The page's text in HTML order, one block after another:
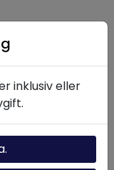
komponenter
industri. Med
bistår vi kunder
inklusiv eller